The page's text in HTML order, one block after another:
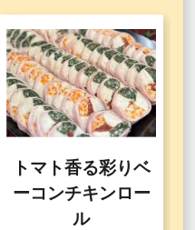
トマト香る彩りベ
ーコンチキンロー
ル